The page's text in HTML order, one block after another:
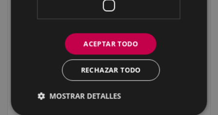
Illordogaña 3
Igartuzelai 2
ACEPTAR TODO
RECHAZAR TODO
MOSTRAR DETALLES